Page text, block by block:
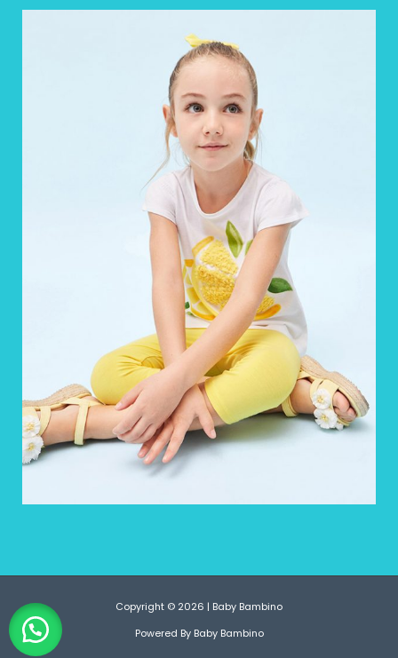
Copyright © 2026 | Baby Bambino
Powered By Baby Bambino